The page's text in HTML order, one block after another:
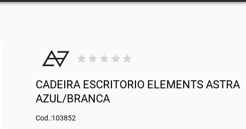
CADEIRA ESCRITORIO ELEMENTS ASTRA
AZUL/BRANCA
Cod.:103852